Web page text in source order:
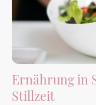
Ernährung in
Stillzeit